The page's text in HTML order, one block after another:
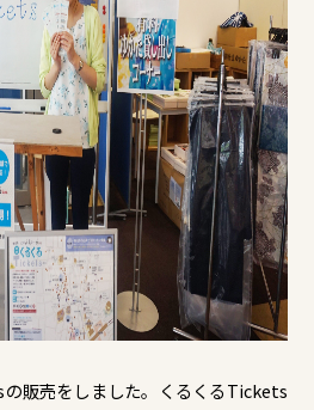
販売をしました。くるくるTickets